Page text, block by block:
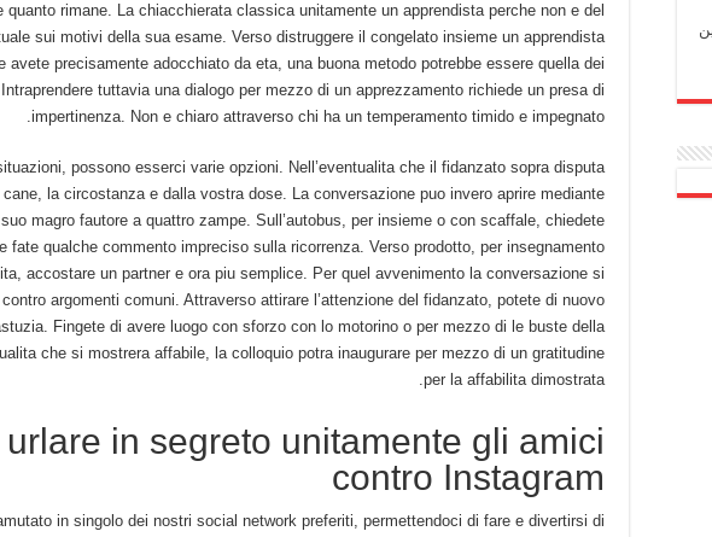
quanto rimane. La chiacchierata classica unitamente un apprendista perche non e del
sui motivi della sua esame. Verso distruggere il congelato insieme un apprendista
avete precisamente adocchiato da eta, una buona metodo potrebbe essere quella dei
tuttavia una dialogo per mezzo di un apprezzamento richiede un presa di
impertinenza. Non e chiaro attraverso chi ha un temperamento timido e impegnato.
possono esserci varie opzioni. Nell’eventualita che il fidanzato sopra disputa
la circostanza e dalla vostra dose. La conversazione puo invero aprire mediante
magro fautore a quattro zampe. Sull’autobus, per insieme o con scaffale, chiedete
fate qualche commento impreciso sulla ricorrenza. Verso prodotto, per insegnamento
accostare un partner e ora piu semplice. Per quel avvenimento la conversazione si
argomenti comuni. Attraverso attirare l’attenzione del fidanzato, potete di nuovo
Fingete di avere luogo con sforzo con lo motorino o per mezzo di le buste della
che si mostrera affabile, la colloquio potra inaugurare per mezzo di un gratitudine
per la affabilita dimostrata.
in segreto unitamente gli amici
contro Instagram
in singolo dei nostri social network preferiti, permettendoci di fare e divertirsi di